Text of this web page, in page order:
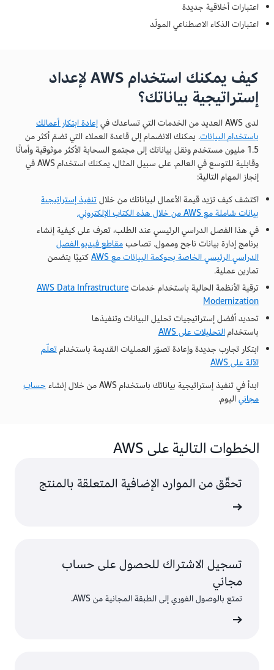
اعتبارات أخلاقية جديدة
اعتبارات الذكاء الاصطناعي المولّد
كيف يمكنك استخدام AWS لإعداد
إستراتيجية بياناتك؟
لدى AWS العديد من الخدمات التي تساعدك في
إعادة ابتكار أعمالك
باستخدام البيانات. يمكنك الانضمام إلى قاعدة العملاء التي تضمّ أكثر من
1.5 مليون مستخدم ونقل بياناتك إلى مجتمع السحابة الأكثر موثوقية وأمانًا
وقابلية للتوسع في العالم. على سبيل المثال، يمكنك استخدام AWS في
إنجاز المهام التالية:
اكتشف كيف تزيد قيمة الأعمال لبياناتك من خلالتنفيذ إستراتيجية
بيانات شاملة مع AWS من خلال هذه الكتاب الإلكتروني.
في هذا الفصل الدراسي الرئيسي عند الطلب، تعرف على كيفية إنشاء
برنامج إدارة بيانات ناجح وممول. تصاحبمقاطع فيديو الفصل
الدراسي الرئيسي الخاصة بحوكمة البيانات مع AWS
كتيبًا يتضمن
تمارين عملية.
ترقية الأنظمة الحالية باستخدام خدماتAWS Data Infrastructure
Modernization
تحديد أفضل إستراتيجيات تحليل البيانات وتنفيذها
باستخدامالتحليلات على AWS
ابتكار تجارب جديدة وإعادة تصوّر العمليات القديمة باستخدامتعلّم
الآلة على AWS
ابدأ في تنفيذ إستراتيجية بياناتك باستخدام AWS من خلال إنشاء
حساب
مجانياليوم.
الخطوات التالية على AWS
تحقّق من الموارد الإضافية المتعلقة بالمنتج
تسجيل الاشتراك للحصول على حساب
مجاني
تمتع بالوصول الفوري إلى الطبقة المجانية من AWS.